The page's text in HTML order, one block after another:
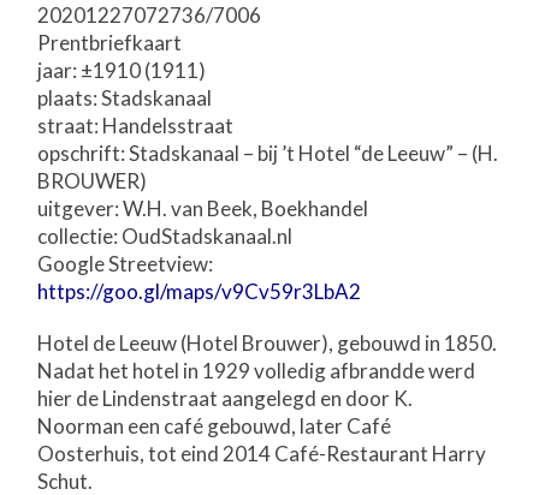
20201227072736/7006
Prentbriefkaart
jaar: ±1910 (1911)
plaats: Stadskanaal
straat: Handelsstraat
opschrift: Stadskanaal – bij ’t Hotel “de Leeuw” – (H.
BROUWER)
uitgever: W.H. van Beek, Boekhandel
collectie: OudStadskanaal.nl
Google Streetview:
https://goo.gl/maps/v9Cv59r3LbA2
Hotel de Leeuw (Hotel Brouwer), gebouwd in 1850.
Nadat het hotel in 1929 volledig afbrandde werd
hier de Lindenstraat aangelegd en door K.
Noorman een café gebouwd, later Café
Oosterhuis, tot eind 2014 Café-Restaurant Harry
Schut.